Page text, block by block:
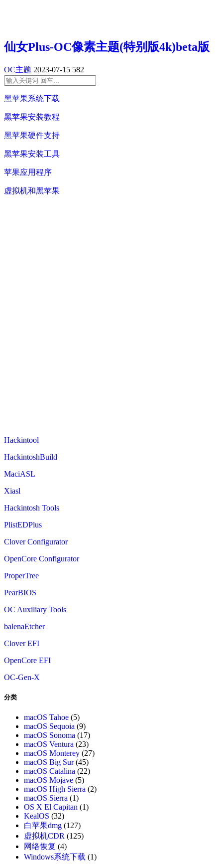
仙女Plus-OC像素主题(特别版4k)beta版
OC主题 2023-07-15 582
黑苹果系统下载
黑苹果安装教程
黑苹果硬件支持
黑苹果安装工具
苹果应用程序
虚拟机和黑苹果
Hackintool
HackintoshBuild
MaciASL
Xiasl
Hackintosh Tools
PlistEDPlus
Clover Configurator
OpenCore Configurator
ProperTree
PearBIOS
OC Auxiliary Tools
balenaEtcher
Clover EFI
OpenCore EFI
OC-Gen-X
分类
macOS Tahoe (5)
macOS Sequoia (9)
macOS Sonoma (17)
macOS Ventura (23)
macOS Monterey (27)
macOS Big Sur(45)
macOS Catalina (22)
macOS Mojave (5)
macOS High Sierra (2)
macOS Sierra (1)
OS X El Capitan (1)
KealOS (32)
白苹果dmg (127)
虚拟机CDR (125)
网络恢复 (4)
Windows系统下载 (1)